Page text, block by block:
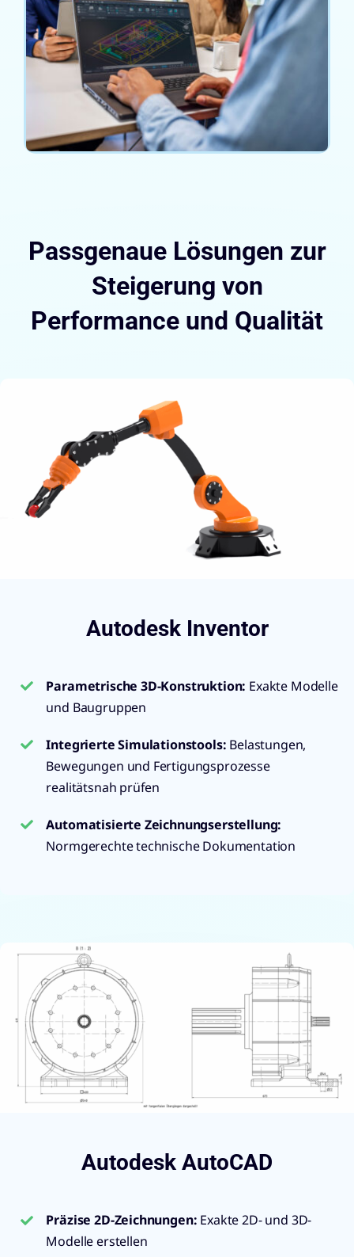
Passgenaue Lösungen zur
Steigerung von
Performance und Qualität
Autodesk Inventor
Parametrische 3D-Konstruktion: Exakte Modelle
und Baugruppen
Integrierte Simulationstools: Belastungen,
Bewegungen und Fertigungsprozesse
realitätsnah prüfen
Automatisierte Zeichnungserstellung:
Normgerechte technische Dokumentation
Autodesk AutoCAD
Präzise 2D-Zeichnungen: Exakte 2D- und 3D-
Modelle erstellen